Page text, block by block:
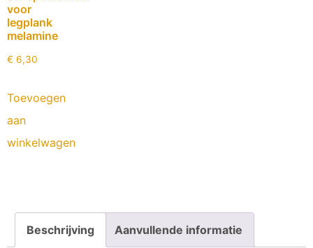
voor
legplank
melamine
€ 6,30
Toevoegen
aan
winkelwagen
Beschrijving Aanvullende informatie